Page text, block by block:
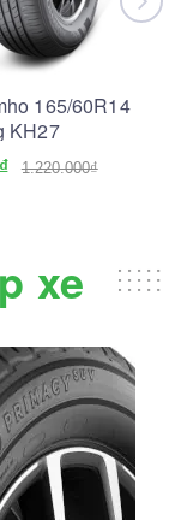
165/60R14
KH27
1.220.000₫
xe